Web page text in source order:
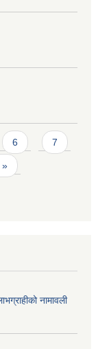
6 7
»
नामावली